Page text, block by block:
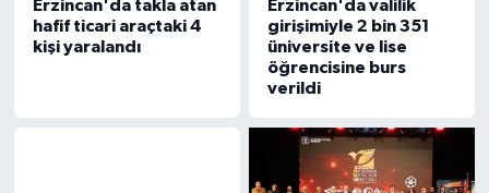
Erzincan'da takla atan
hafif ticari araçtaki 4
kişi yaralandı
Erzincan'da valilik
girişimiyle 2 bin 351
üniversite ve lise
öğrencisine burs
verildi